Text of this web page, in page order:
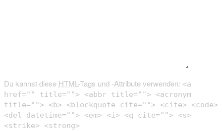
Du kannst diese HTML-Tags und -Attribute verwenden: <a
href="" title=""> <abbr title=""> <acronym
title=""> <b> <blockquote cite=""> <cite> <code>
<del datetime=""> <em> <i> <q cite=""> <s>
<strike> <strong>